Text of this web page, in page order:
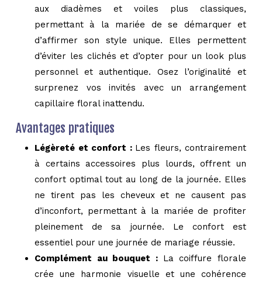
aux diadèmes et voiles plus classiques,
permettant à la mariée de se démarquer et
d’affirmer son style unique. Elles permettent
d’éviter les clichés et d’opter pour un look plus
personnel et authentique. Osez l’originalité et
surprenez vos invités avec un arrangement
capillaire floral inattendu.
Avantages pratiques
Légèreté et confort : Les fleurs, contrairement
à certains accessoires plus lourds, offrent un
confort optimal tout au long de la journée. Elles
ne tirent pas les cheveux et ne causent pas
d’inconfort, permettant à la mariée de profiter
pleinement de sa journée. Le confort est
essentiel pour une journée de mariage réussie.
Complément au bouquet : La coiffure florale
crée une harmonie visuelle et une cohérence